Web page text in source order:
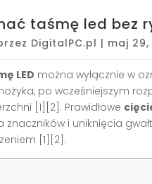
taśmę led bez
DigitalPC.pl | maj 29,
LED można wyłącznie w
po wcześniejszym
[1][2]. Prawidłowe
znaczników i uniknięcia
[1][2].